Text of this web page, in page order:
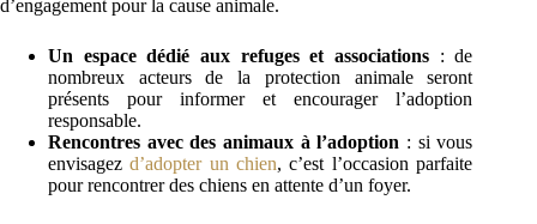
d’engagement pour la cause animale.
Un espace dédié aux refuges et associations: de
nombreux acteurs de la protection animale seront
présents pour informer et encourager l’adoption
responsable.
Rencontres avec des animaux à l’adoption : si vous
envisagezd’adopter un chien, c’est l’occasion parfaite
pour rencontrer des chiens en attente d’un foyer.